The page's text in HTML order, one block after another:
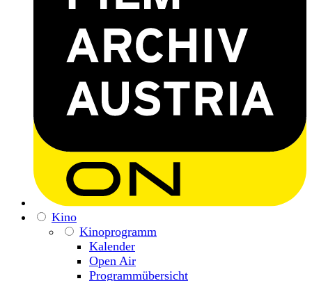
Kino
Kinoprogramm
Kalender
Open Air
Programmübersicht